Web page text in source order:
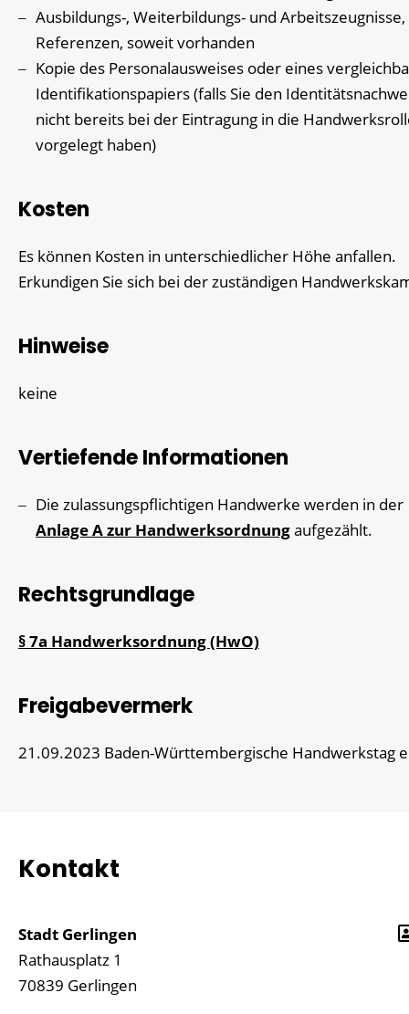
Ausbildungs-, Weiterbildungs- und Arbeitszeugnisse,
Referenzen, soweit vorhanden
Kopie des Personalausweises oder eines
Identifikationspapiers (falls Sie den
nicht bereits bei der Eintragung in die
vorgelegt haben)
Kosten
Es können Kosten in unterschiedlicher Höhe anfallen.
Erkundigen Sie sich bei der zuständigen
Hinweise
keine
Vertiefende Informationen
Die zulassungspflichtigen Handwerke werden in der
Anlage A zur Handwerksordnungaufgezählt.
Rechtsgrundlage
§ 7a Handwerksordnung (HwO)
Freigabevermerk
21.09.2023 Baden-Württembergische Handwerkstag
Kontakt
Stadt Gerlingen
Rathausplatz 1
70839 Gerlingen